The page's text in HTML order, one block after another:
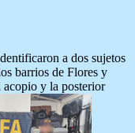
a dos sujetos
barrios de Flores y
acopio y la posterior